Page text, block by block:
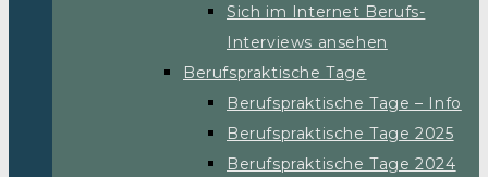
Sich im Internet Berufs-
Interviews ansehen
Berufspraktische Tage
Berufspraktische Tage – Info
Berufspraktische Tage 2025
Berufspraktische Tage 2024